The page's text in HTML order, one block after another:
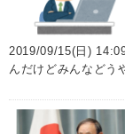
2019/09/15(日)
んだけどみんなど